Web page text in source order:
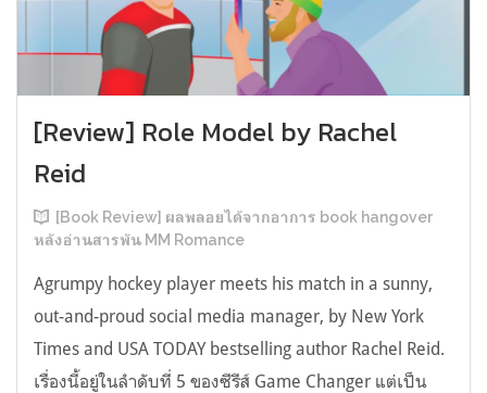
[Review] Role Model by Rachel
Reid
[Book Review] ผลพลอยได้จากอาการ book hangover
หลังอ่านสารพัน MM Romance
Agrumpy hockey player meets his match in a sunny,
out-and-proud social media manager, by New York
Times and USA TODAY bestselling author Rachel Reid.
เรื่องนี้อยู่ในลำดับที่ 5 ของซีรีส์ Game Changer แต่เป็น